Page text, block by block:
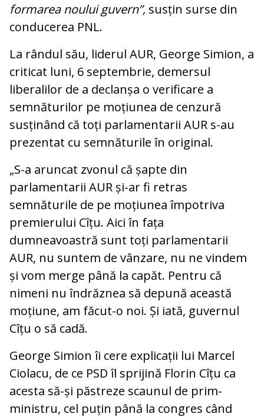
formarea noului guvern”, susțin surse din
conducerea PNL.
La rândul său, liderul AUR, George Simion, a
criticat luni, 6 septembrie, demersul
liberalilor de a declanșa o verificare a
semnăturilor pe moțiunea de cenzură
susținând că toți parlamentarii AUR s-au
prezentat cu semnăturile în original.
„S-a aruncat zvonul că șapte din
parlamentarii AUR și-ar fi retras
semnăturile de pe moțiunea împotriva
premierului Cîțu. Aici în fața
dumneavoastră sunt toți parlamentarii
AUR, nu suntem de vânzare, nu ne vindem
și vom merge până la capăt. Pentru că
nimeni nu îndrăznea să depună această
moțiune, am făcut-o noi. Și iată, guvernul
Cîțu o să cadă.
George Simion îi cere explicații lui Marcel
Ciolacu, de ce PSD îl sprijină Florin Cîțu ca
acesta să-și păstreze scaunul de prim-
ministru, cel puțin până la congres când